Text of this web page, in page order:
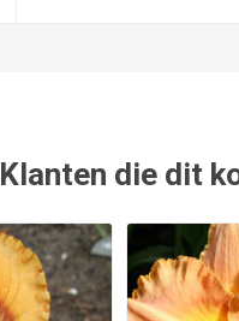
Klanten die dit